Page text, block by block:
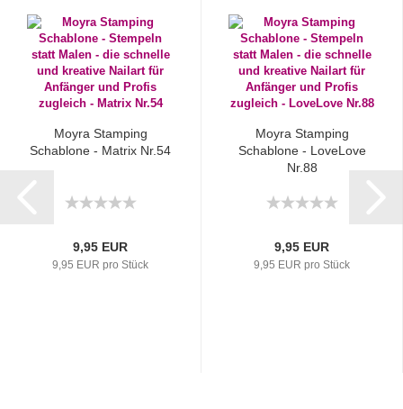
Moyra Stamping
Schablone - Matrix Nr.54
9,95 EUR
9,95 EUR pro Stück
Moyra Stamping
Schablone - LoveLove
Nr.88
9,95 EUR
9,95 EUR pro Stück